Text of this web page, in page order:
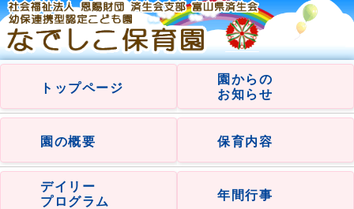
トップページ
園からの
お知らせ
園の概要 保育内容
デイリー
プログラム
年間行事